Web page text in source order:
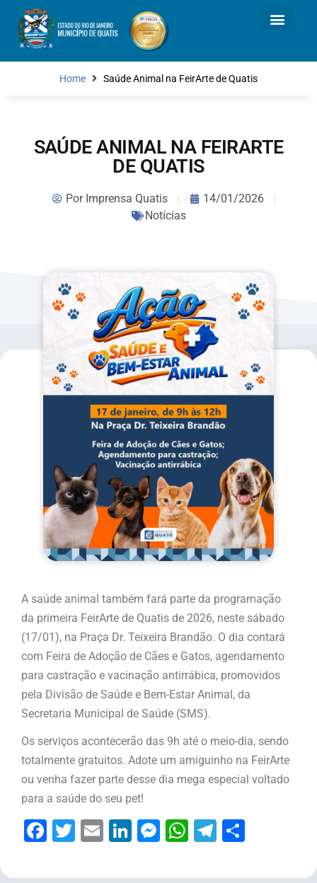
Home Saúde Animal na FeirArte de Quatis
SAÚDE ANIMAL NA FEIRARTE
DE QUATIS
PorImprensa Quatis
14/01/2026
Notícias
A saúde animal também fará parte da programação
da primeira FeirArte de Quatis de 2026, neste sábado
(17/01), na Praça Dr. Teixeira Brandão. O dia contará
com Feira de Adoção de Cães e Gatos, agendamento
para castração e vacinação antirrábica, promovidos
pela Divisão de Saúde e Bem-Estar Animal, da
Secretaria Municipal de Saúde (SMS).
Os serviços acontecerão das 9h até o meio-dia, sendo
totalmente gratuitos. Adote um amiguinho na FeirArte
ou venha fazer parte desse dia mega especial voltado
para a saúde do seu pet!
Facebook
Twitter
EmailLinkedIn
Messenger
WhatsApp
Telegram